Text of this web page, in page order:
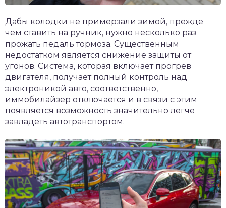
Дабы колодки не примерзали зимой, прежде
чем ставить на ручник, нужно несколько раз
прожать педаль тормоза. Существенным
недостатком является снижение защиты от
угонов. Система, которая включает прогрев
двигателя, получает полный контроль над
электроникой авто, соответственно,
иммобилайзер отключается и в связи с этим
появляется возможность значительно легче
завладеть автотранспортом.